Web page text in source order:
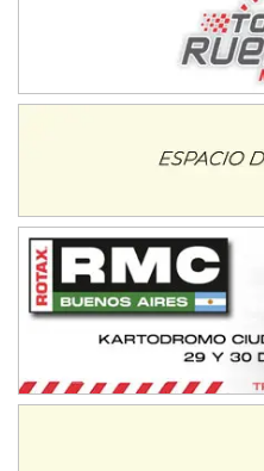
José Samuel Sánchez (Tierra)
TUCUMANO - F5
IAME SERIES ARGENTINA 6
Ramiro Tot (Asfalto)
Baradero (Buenos Aires)
Ciudad de Trenque Lauquen (Asfalto)
Trenque Lauquen (Buenos Aires)